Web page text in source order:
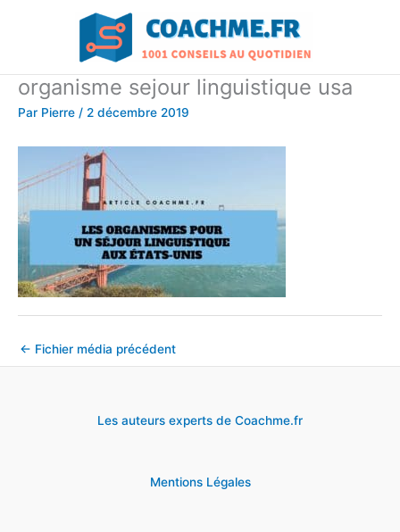
organisme sejour linguistique usa
Par Pierre / 2 décembre 2019
← Fichier média précédent
Les auteurs experts de Coachme.fr
Mentions Légales